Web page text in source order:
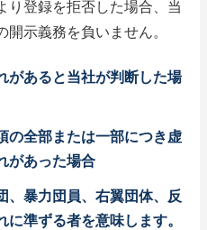
り登録を拒否した場合、当
示義務を負いません。
があると当社が判断した場
の全部または一部につき虚
があった場合
、暴力団員、右翼団体、反
準ずる者を意味します。